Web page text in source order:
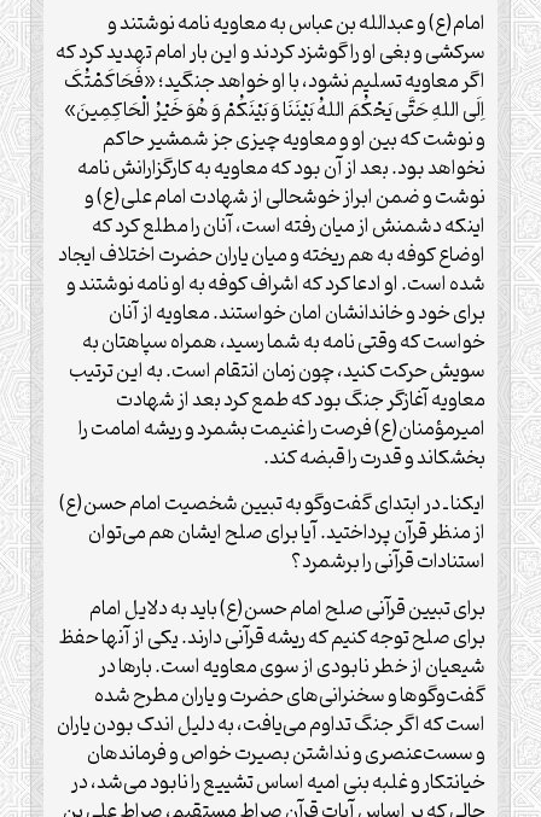
امام(ع) و عبدالله بن عباس به معاویه نامه‌ نوشتند و
سرکشی و بغی او را گوشزد کردند و این بار امام تهدید کرد که
اگر معاویه تسلیم نشود، با او خواهد جنگید؛ «فَحَاکَمْتُکَ
اِلَی اللهِ حَتَّی یَحْکُمَ اللهُ بَیْنَنَا وَ بَیْنَکُمْ وَ هُوَ خَیْرُ الْحَاکِمِینَ»
و نوشت که بین او و معاویه چیزی جز شمشیر حاکم
نخواهد بود. بعد از آن بود که معاویه به کارگزارانش نامه
نوشت و ضمن ابراز خوشحالی از شهادت امام علی(ع) و
اینکه دشمنش از میان رفته است، آنان را مطلع کرد که
اوضاع کوفه به هم ریخته و میان یاران حضرت اختلاف ایجاد
شده است. او ادعا کرد که اشراف کوفه به او نامه نوشتند و
برای خود و خاندانشان امان خواستند. معاویه از آنان
خواست که وقتی نامه به شما رسید، همراه سپاهتان به
سویش حرکت کنید، چون زمان انتقام است. به این ترتیب
معاویه آغازگر جنگ بود که طمع کرد بعد از شهادت
امیرمؤمنان(ع) فرصت را غنیمت بشمرد و ریشه امامت را
بخشکاند و قدرت را قبضه کند.
ایکنا ـ در ابتدای گفت‌وگو به تبیین شخصیت امام حسن(ع)
از منظر قرآن پرداختید. آیا برای صلح ایشان هم می‌توان
استنادات قرآنی را برشمرد؟
برای تبیین قرآنی صلح امام حسن(ع) باید به دلایل امام
برای صلح توجه کنیم که ریشه قرآنی دارند. یکی از آنها حفظ
شیعیان از خطر نابودی از سوی معاویه است. بارها در
گفت‌وگوها و سخنرانی‌های حضرت و یاران مطرح شده
است که اگر جنگ تداوم می‌یافت، به دلیل اندک بودن یاران
و سست‌عنصری و نداشتن بصیرت خواص و فرماندهان
خیانتکار و غلبه بنی امیه اساس تشییع را نابود می‌شد، در